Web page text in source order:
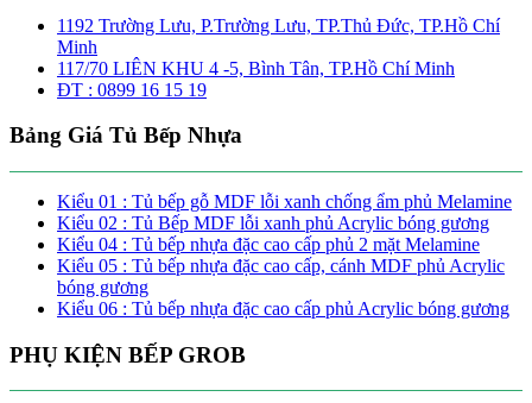
1192 Trường Lưu, P.Trường Lưu, TP.Thủ Đức, TP.Hồ Chí
Minh
117/70 LIÊN KHU 4 -5, Bình Tân, TP.Hồ Chí Minh
ĐT : 0899 16 15 19
Bảng Giá Tủ Bếp Nhựa
Kiểu 01 : Tủ bếp gỗ MDF lỗi xanh chống ẩm phủ Melamine
Kiểu 02 : Tủ Bếp MDF lỗi xanh phủ Acrylic bóng gương
Kiểu 04 : Tủ bếp nhựa đặc cao cấp phủ 2 mặt Melamine
Kiểu 05 : Tủ bếp nhựa đặc cao cấp, cánh MDF phủ Acrylic
bóng gương
Kiểu 06 : Tủ bếp nhựa đặc cao cấp phủ Acrylic bóng gương
PHỤ KIỆN BẾP GROB